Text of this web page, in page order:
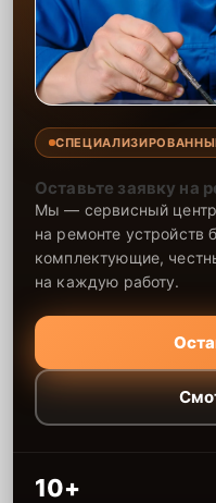
Оставьте заявку на
Мы — сервисный
на ремонте устройств
комплектующие,
на каждую работу.
10+